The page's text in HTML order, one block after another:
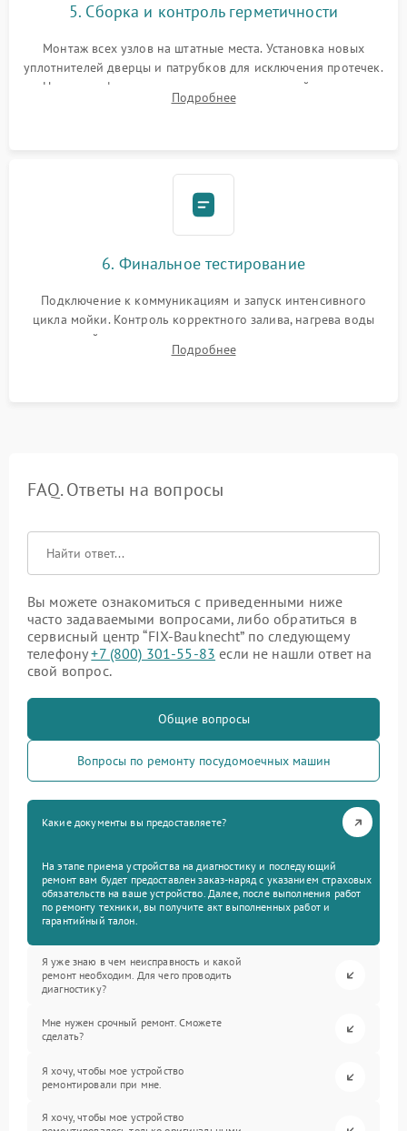
5. Сборка и контроль герметичности
Монтаж всех узлов на штатные места. Установка новых
уплотнителей дверцы и патрубков для исключения протечек.
Надежная фиксация хомутов гидравлической системы,
сборка корпуса и установка датчика поплавка.
Подробнее
6. Финальное тестирование
Подключение к коммуникациям и запуск интенсивного
цикла мойки. Контроль корректного залива, нагрева воды
до нужной температуры, отсутствия посторонних шумов,
штатного слива и абсолютной сухости в поддоне.
Подробнее
FAQ. Ответы на вопросы
Вы можете ознакомиться с приведенными ниже
часто задаваемыми вопросами, либо обратиться в
сервисный центр “FIX-Bauknecht” по следующему
телефону+7 (800) 301-55-83 если не нашли ответ на
свой вопрос.
Общие вопросы
Вопросы по ремонту посудомоечных машин
Какие документы вы предоставляете?
На этапе приема устройства на диагностику и последующий
ремонт вам будет предоставлен заказ-наряд с указанием страховых
обязательств на ваше устройство. Далее, после выполнения работ
по ремонту техники, вы получите акт выполненных работ и
гарантийный талон.
Я уже знаю в чем неисправность и какой
ремонт необходим. Для чего проводить
диагностику?
Мне нужен срочный ремонт. Сможете
сделать?
Я хочу, чтобы мое устройство
ремонтировали при мне.
Я хочу, чтобы мое устройство